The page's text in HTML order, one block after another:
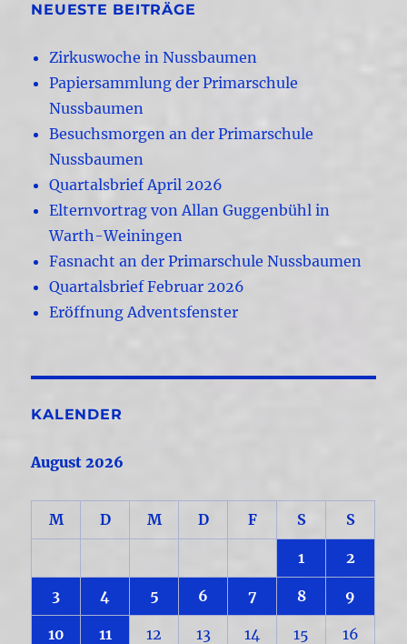
NEUESTE BEITRÄGE
Zirkuswoche in Nussbaumen
Papiersammlung der Primarschule
Nussbaumen
Besuchsmorgen an der Primarschule
Nussbaumen
Quartalsbrief April 2026
Elternvortrag von Allan Guggenbühl in
Warth-Weiningen
Fasnacht an der Primarschule Nussbaumen
Quartalsbrief Februar 2026
Eröffnung Adventsfenster
KALENDER
August 2026
M D M D F S S
1 2
3 4 5 6 7 8 9
10 11 12 13 14 15 16